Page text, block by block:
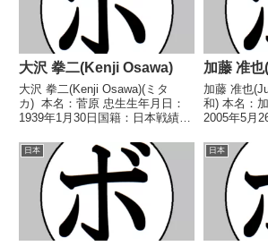
大沢 拳二(Kenji Osawa)
大沢 拳二(Kenji Osawa)(ミタ
カ) 本名：菅原 忠生生年月日：
1939年1月30日国籍：日本戦績：
イトル】なし 【戦歴】
1959/04/14 ○4R判定 (採点不
明) 広瀬 隆(帝...
加藤 准
加藤 准也
和) 本名：
2005年5月
トル】2025
イ級新人王
2025/06/
日本 日本